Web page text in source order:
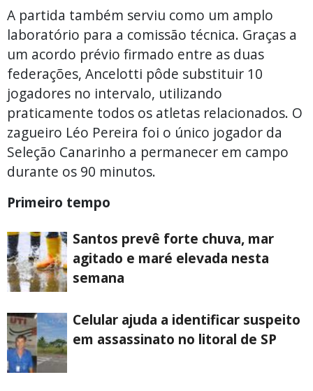
A partida também serviu como um amplo
laboratório para a comissão técnica. Graças a
um acordo prévio firmado entre as duas
federações, Ancelotti pôde substituir 10
jogadores no intervalo, utilizando
praticamente todos os atletas relacionados. O
zagueiro Léo Pereira foi o único jogador da
Seleção Canarinho a permanecer em campo
durante os 90 minutos.
Primeiro tempo
Santos prevê forte chuva, mar
agitado e maré elevada nesta
semana
Celular ajuda a identificar suspeito
em assassinato no litoral de SP